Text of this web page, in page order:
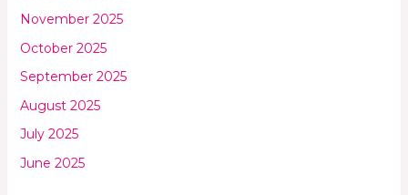
November 2025
October 2025
September 2025
August 2025
July 2025
June 2025